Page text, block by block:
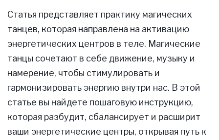
Статья представляет практику магических
танцев, которая направлена на активацию
энергетических центров в теле. Магические
танцы сочетают в себе движение, музыку и
намерение, чтобы стимулировать и
гармонизировать энергию внутри нас. В этой
статье вы найдете пошаговую инструкцию,
которая разбудит, сбалансирует и расширит
ваши энергетические центры, открывая путь к